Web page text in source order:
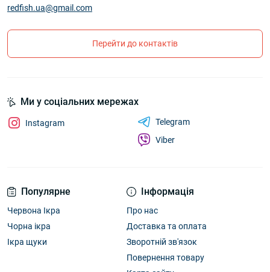
redfish.ua@gmail.com
Перейти до контактів
Популярне
Червона Ікра
Чорна ікра
Ікра щуки
Інформація
Про нас
Доставка та оплата
Зворотній зв'язок
Повернення товару
Ми у соціальних мережах
Instagram
Telegram
Viber